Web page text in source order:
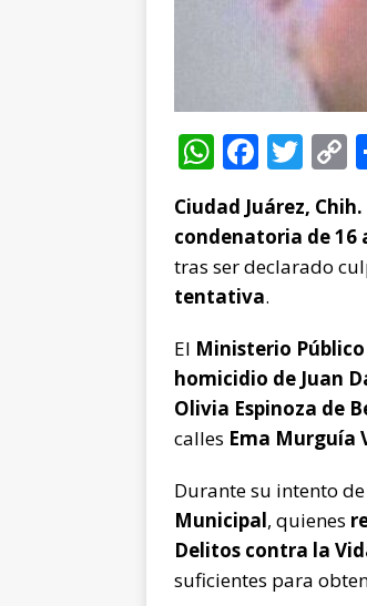
W
h
at
s
A
p
p
F
a
c
e
b
o
o
k
T
w
it
te
o
y
k
Ciudad Juárez, Chih.
condenatoria de 16
tras ser declarado
tentativa.
El Ministerio Público
homicidio de Juan
Olivia Espinoza de
calles Ema Murguía
Durante su intento
Municipal, quienes
Delitos contra la
suficientes para